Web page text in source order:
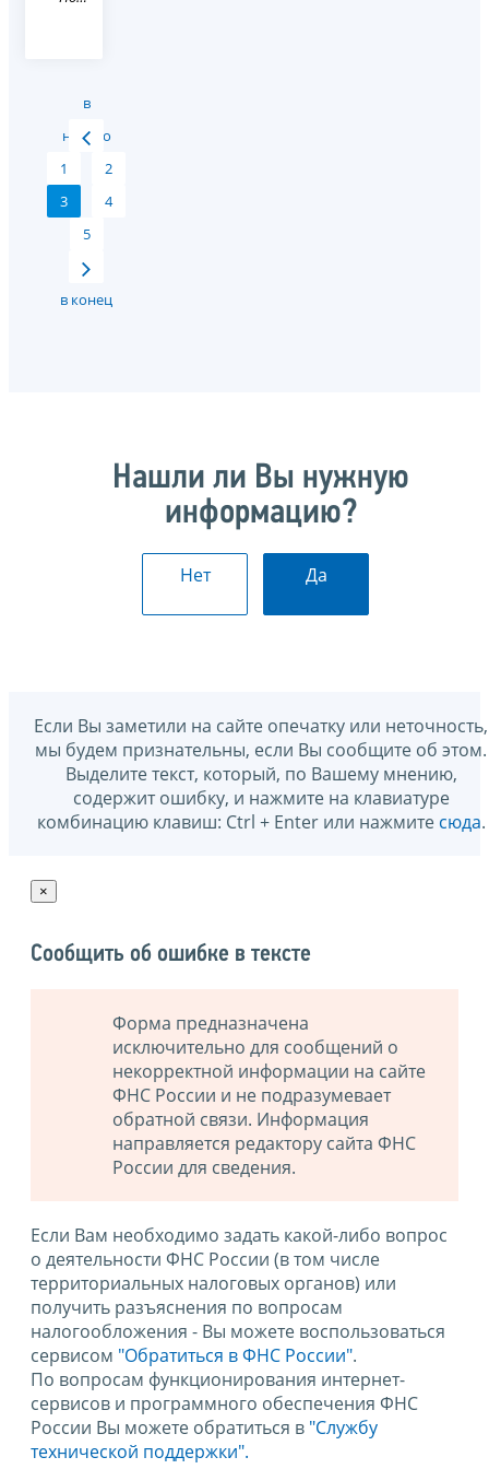
в
начало
1
2
3
4
5
в конец
Нашли ли Вы нужную
информацию?
Нет Да
Если Вы заметили на сайте опечатку или неточность,
мы будем признательны, если Вы сообщите об этом.
Выделите текст, который, по Вашему мнению,
содержит ошибку, и нажмите на клавиатуре
комбинацию клавиш: Ctrl + Enter или нажмите сюда.
×
Сообщить об ошибке в тексте
Форма предназначена
исключительно для сообщений о
некорректной информации на сайте
ФНС России и не подразумевает
обратной связи. Информация
направляется редактору сайта ФНС
России для сведения.
Если Вам необходимо задать какой-либо вопрос
о деятельности ФНС России (в том числе
территориальных налоговых органов) или
получить разъяснения по вопросам
налогообложения - Вы можете воспользоваться
сервисом "Обратиться в ФНС России".
По вопросам функционирования интернет-
сервисов и программного обеспечения ФНС
России Вы можете обратиться в "Службу
технической поддержки".